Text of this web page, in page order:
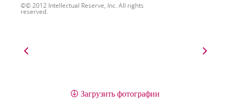
© 2012 Intellectual Reserve, Inc. All rights
reserved.
Загрузить фотографии